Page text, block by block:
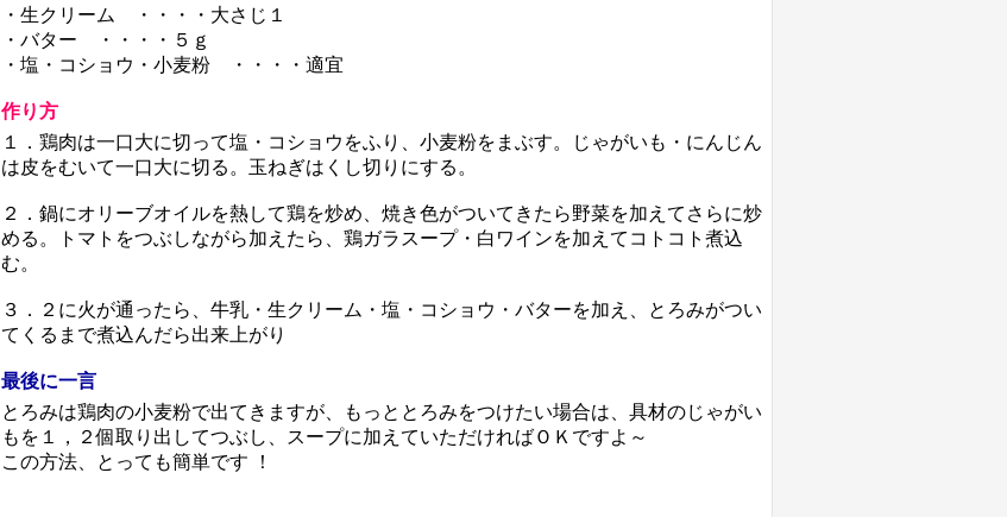
・生クリーム ・・・・大さじ１
・バター ・・・・５ｇ
・塩・コショウ・小麦粉 ・・・・適宜
作り方
１．鶏肉は一口大に切って塩・コショウをふり、小麦粉をまぶす。じゃがいも・にんじん
は皮をむいて一口大に切る。玉ねぎはくし切りにする。
２．鍋にオリーブオイルを熱して鶏を炒め、焼き色がついてきたら野菜を加えてさらに炒
める。トマトをつぶしながら加えたら、鶏ガラスープ・白ワインを加えてコトコト煮込
む。
３．２に火が通ったら、牛乳・生クリーム・塩・コショウ・バターを加え、とろみがつい
てくるまで煮込んだら出来上がり
最後に一言
とろみは鶏肉の小麦粉で出てきますが、もっととろみをつけたい場合は、具材のじゃがい
もを１，２個取り出してつぶし、スープに加えていただければＯＫですよ～
この方法、とっても簡単です ！